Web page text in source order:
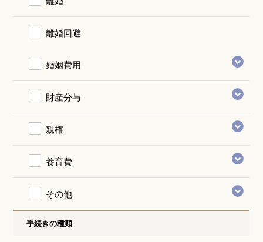
離婚回避
婚姻費用
財産分与
親権
養育費
その他
手続きの種類